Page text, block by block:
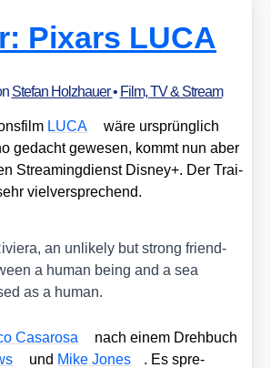
Pixars LUCA
Stefan Holzhauer• Film, TV & Stream
LUCA
wäre ursprüng­lich
gedacht gewe­sen, kommt nun aber
Strea­ming­dienst Dis­ney+. Der Trai­
viel­ver­spre­chend.
an unli­kely but strong fri­end­
a human being and a sea
as a human.
Casaro­sa
nach einem Dreh­buch
und Mike Jones
. Es spre­